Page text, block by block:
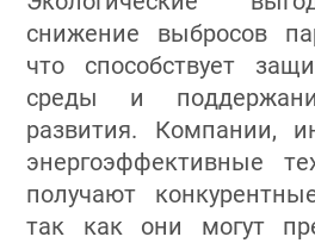
снижение выбросов
что способствует
среды и
развития. Компании,
энергоэффективные
получают
так как они могут